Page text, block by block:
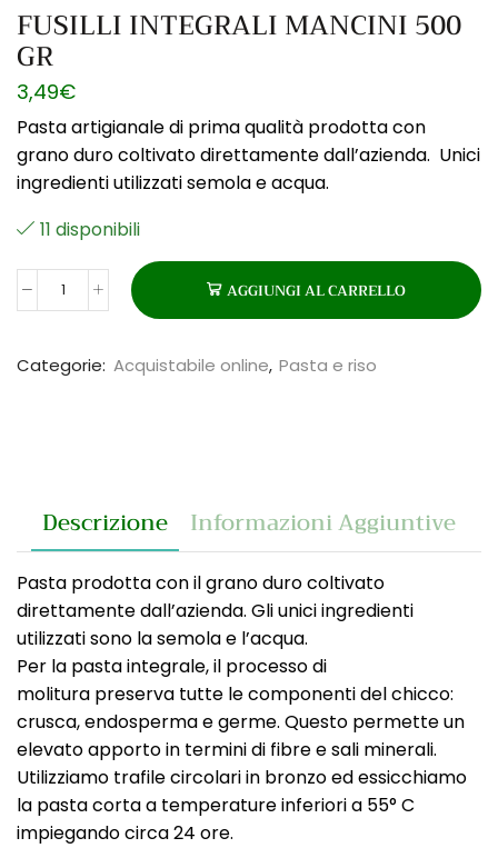
FUSILLI INTEGRALI MANCINI 500
GR
3,49€
Pasta artigianale di prima qualità prodotta con
grano duro coltivato direttamente dall’azienda. Unici
ingredienti utilizzati semola e acqua.
11 disponibili
FUSILLI
MANCINI
500
AGGIUNGI AL CARRELLO
Categorie: Acquistabile online, Pasta e riso
Descrizione Informazioni Aggiuntive
Pasta prodotta con il grano duro coltivato
direttamente dall’azienda. Gli unici ingredienti
utilizzati sono la semola e l’acqua.
Per la pasta integrale, il processo di
molitura preserva tutte le componenti del chicco:
crusca, endosperma e germe. Questo permette un
elevato apporto in termini di fibre e sali minerali.
Utilizziamo trafile circolari in bronzo ed essicchiamo
la pasta corta a temperature inferiori a 55° C
impiegando circa 24 ore.